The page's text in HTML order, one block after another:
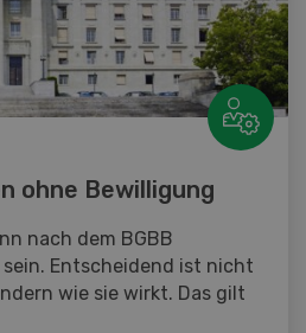
ohne Bewilligung
nach dem BGBB
Entscheidend ist nicht
wie sie wirkt. Das gilt